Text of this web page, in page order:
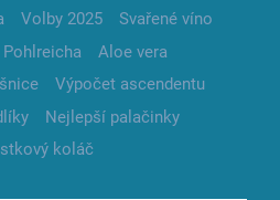
Volby 2025
Svařené víno
Aloe vera
Výpočet ascendentu
Nejlepší palačinky
koláč